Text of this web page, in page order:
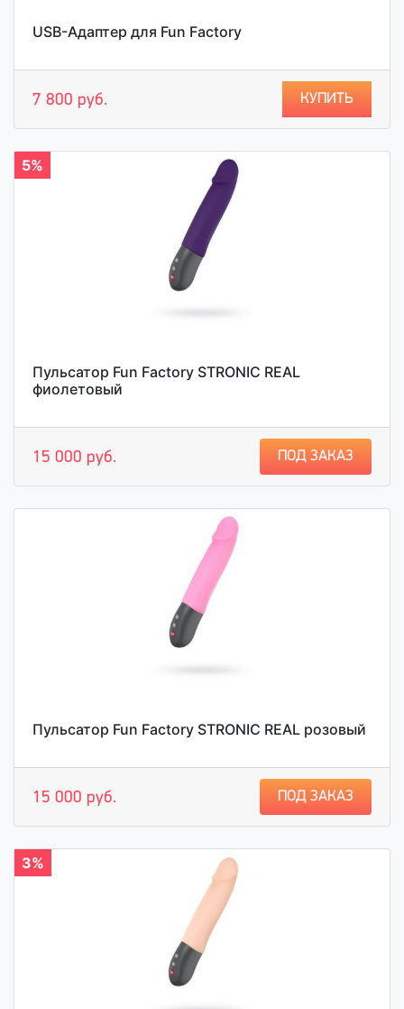
USB-Адаптер для Fun Factory
7 800 руб. КУПИТЬ
5%
Пульсатор Fun Factory STRONIC REAL
фиолетовый
15 000 руб. ПОД ЗАКАЗ
Пульсатор Fun Factory STRONIC REAL розовый
15 000 руб. ПОД ЗАКАЗ
3%